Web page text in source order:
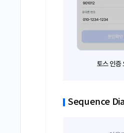
Sequence